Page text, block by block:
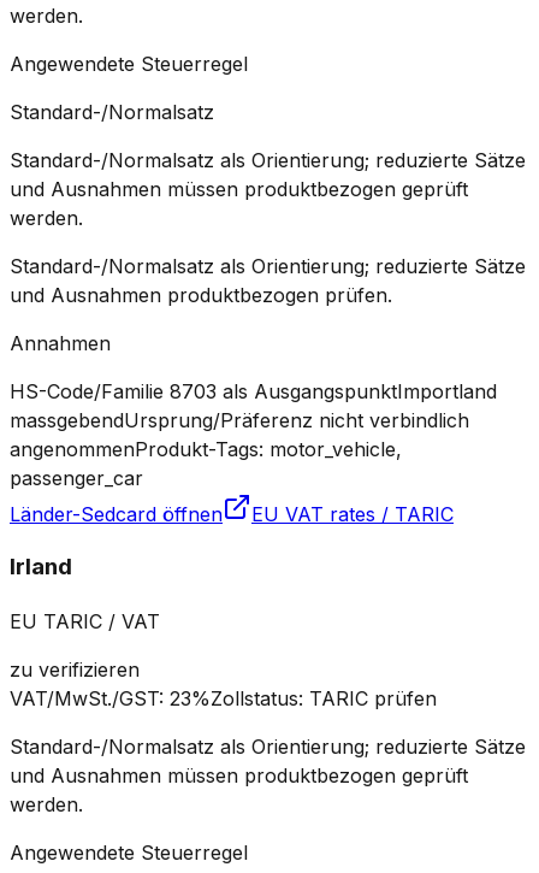
werden.
Angewendete Steuerregel
Standard-/Normalsatz
Standard-/Normalsatz als Orientierung; reduzierte Sätze
und Ausnahmen müssen produktbezogen geprüft
werden.
Standard-/Normalsatz als Orientierung; reduzierte Sätze
und Ausnahmen produktbezogen prüfen.
Annahmen
HS-Code/Familie 8703 als AusgangspunktImportland
massgebendUrsprung/Präferenz nicht verbindlich
angenommenProdukt-Tags: motor_vehicle,
passenger_car
Länder-Sedcard öffnen
EU VAT rates / TARIC
Irland
EU TARIC / VAT
zu verifizieren
VAT/MwSt./GST: 23%Zollstatus: TARIC prüfen
Standard-/Normalsatz als Orientierung; reduzierte Sätze
und Ausnahmen müssen produktbezogen geprüft
werden.
Angewendete Steuerregel